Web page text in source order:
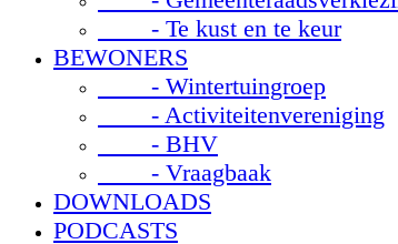
- Te kust en te keur
BEWONERS
- Wintertuingroep
- Activiteitenvereniging
- BHV
- Vraagbaak
DOWNLOADS
PODCASTS